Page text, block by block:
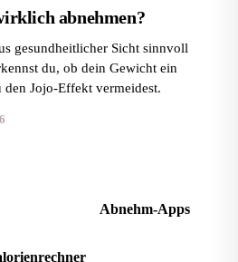
abnehmen?
gesundheitlicher Sicht sinnvoll
du, ob dein Gewicht ein
Jojo-Effekt vermeidest.
Abnehm-Apps